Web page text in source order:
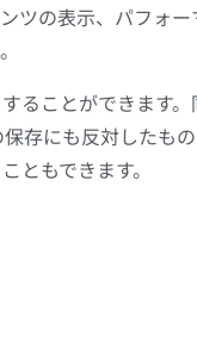
ツの表示、パフォー
ることができます。
存にも反対したも
ともできます。